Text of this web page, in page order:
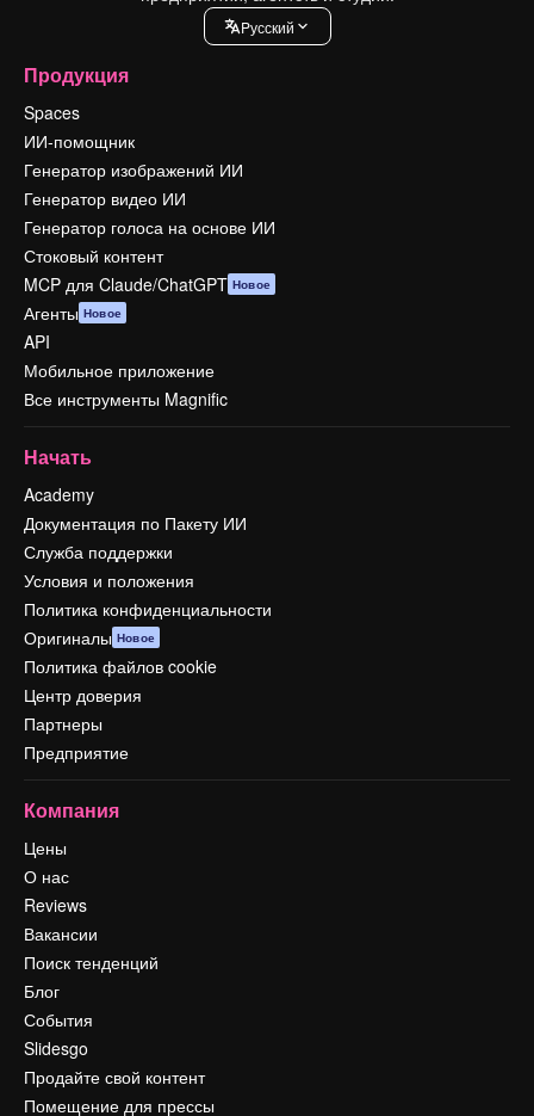
Pусский
Продукция
Spaces
ИИ-помощник
Генератор изображений ИИ
Генератор видео ИИ
Генератор голоса на основе ИИ
Стоковый контент
MCP для Claude/ChatGPT Новое
Агенты Новое
API
Мобильное приложение
Все инструменты Magnific
Начать
Academy
Документация по Пакету ИИ
Служба поддержки
Условия и положения
Политика конфиденциальности
Оригиналы Новое
Политика файлов cookie
Центр доверия
Партнеры
Предприятие
Компания
Цены
О нас
Reviews
Вакансии
Поиск тенденций
Блог
События
Slidesgo
Продайте свой контент
Помещение для прессы